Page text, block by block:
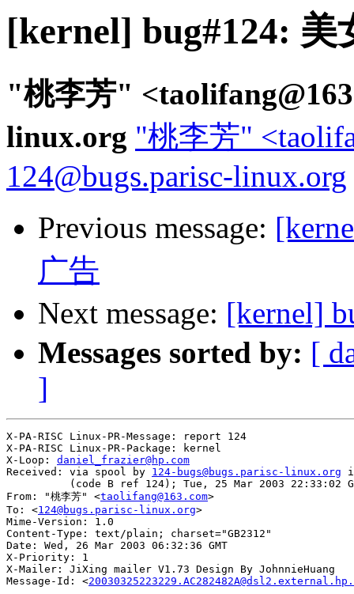
[kernel] bug#124:
"桃李芳"
linux.org "桃李芳"
124@bugs.parisc-linux.org
Previous message:
广告
Next message: [kernel]
Messages sorted by: [
]
X-PA-RISC Linux-PR-Message: report 124
X-PA-RISC Linux-PR-Package: kernel
X-Loop: daniel_frazier@hp.com
Received: via spool by 124-bugs@bugs.parisc-linux.org
(code B ref 124); Tue, 25 Mar 2003 22:33:02
From: "桃李芳" <taolifang@163.com>
To: <124@bugs.parisc-linux.org>
Mime-Version: 1.0
Content-Type: text/plain; charset="GB2312"
Date: Wed, 26 Mar 2003 06:32:36 GMT
X-Priority: 1
X-Mailer: JiXing mailer V1.73 Design By JohnnieHuang
Message-Id: <